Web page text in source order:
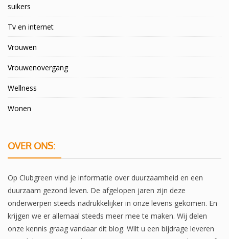
suikers
Tv en internet
Vrouwen
Vrouwenovergang
Wellness
Wonen
OVER ONS:
Op Clubgreen vind je informatie over duurzaamheid en een
duurzaam gezond leven. De afgelopen jaren zijn deze
onderwerpen steeds nadrukkelijker in onze levens gekomen. En
krijgen we er allemaal steeds meer mee te maken. Wij delen
onze kennis graag vandaar dit blog. Wilt u een bijdrage leveren